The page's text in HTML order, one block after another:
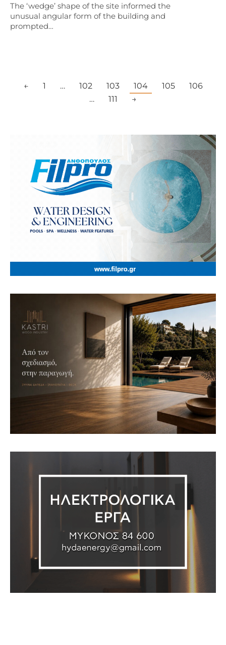
The ‘wedge’ shape of the site informed the
unusual angular form of the building and
prompted…
← 1 … 102 103 104 105
106
…
111 →